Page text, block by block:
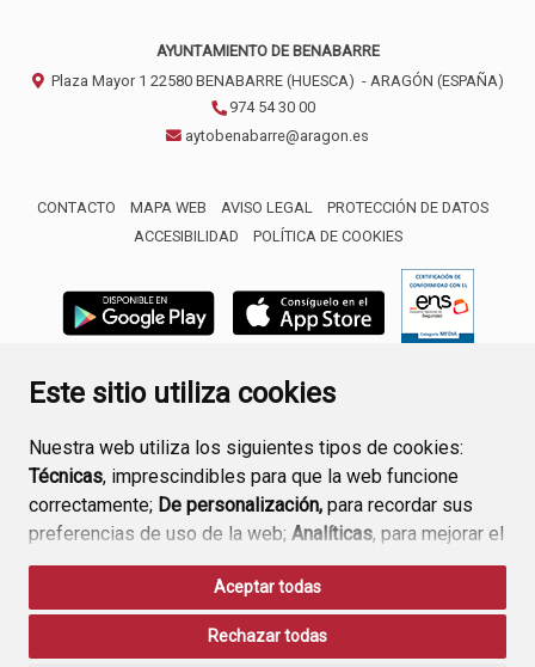
Este sitio utiliza cookies
Nuestra web utiliza los siguientes tipos de cookies:
Técnicas, imprescindibles para que la web funcione
correctamente; De personalización, para recordar sus
preferencias de uso de la web; Analíticas, para mejorar el
funcionamiento de la web y sus servicios.
Si acepta pulsando el botón“Aceptar todas”
consideramos que acepta su uso. Si pulsa el botón
Aceptar todas
Rechazar todas
AYUNTAMIENTO DE BENABARRE
Plaza Mayor 1 22580 BENABARRE (HUESCA) - ARAGÓN (ESPAÑA)
974 54 30 00
aytobenabarre@aragon.es
CONTACTO MAPA WEB AVISO LEGAL
PROTECCIÓN DE DATOS
ACCESIBILIDAD
POLÍTICA DE COOKIES